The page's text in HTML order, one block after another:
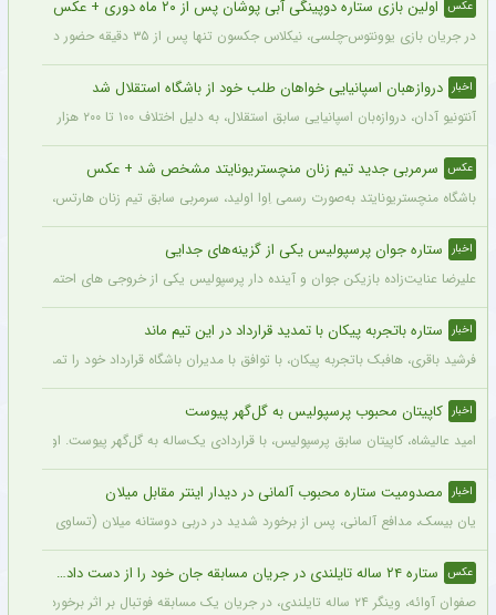
عکس اولین بازی ستاره دوپینگی آبی پوشان پس از ۲۰ ماه دوری + عکس
در جریان بازی یوونتوس-چلسی، نیکلاس جکسون تنها پس از ۳۵ دقیقه حضور در زمین تعویض شد و در همین مسابقه میخایلو مودریک نخستین بازی خود را پس از ۲۰ ماه برای چلسی انجام داد.
اخبار دروازهبان اسپانیایی خواهان طلب خود از باشگاه استقلال شد
آنتونیو آدان، دروازه‌بان اسپانیایی سابق استقلال، به دلیل اختلاف ۱۰۰ تا ۲۰۰ هزار یورویی در مطالبات خود، قصد شکایت از باشگاه را دارد.
عکس سرمربی جدید تیم زنان منچستریونایتد مشخص شد + عکس
باشگاه منچستریونایتد به‌صورت رسمی اِوا اولید، سرمربی سابق تیم زنان هارتس، را
اخبار ستاره جوان پرسپولیس یکی از گزینه‌های جدایی
علیرضا عنایت‌زاده بازیکن جوان و آینده دار پرسپولیس یکی از خروجی های احتمالی
اخبار ستاره باتجربه پیکان با تمدید قرارداد در این تیم ماند
فرشید باقری، هافبک باتجربه پیکان، با توافق با مدیران باشگاه قرارداد خود را تمدید
اخبار کاپیتان محبوب پرسپولیس به گل‌گهر پیوست
امید عالیشاه، کاپیتان سابق پرسپولیس، با قراردادی یک‌ساله به گل‌گهر پیوست. او
اخبار مصدومیت ستاره محبوب آلمانی در دیدار اینتر مقابل میلان
یان بیسک، مدافع آلمانی، پس از برخورد شدید در دربی دوستانه میلان (تساوی ۱-۱) از ناحیه پشت سر آسیب دید.
عکس ستاره ۲۴ ساله تایلندی در جریان مسابقه جان خود را از دست داد + عکس
صفوان آوائه، وینگر ۲۴ ساله تایلندی، در جریان یک مسابقه فوتبال بر اثر برخورد صاعقه جان خود را از دست داد.